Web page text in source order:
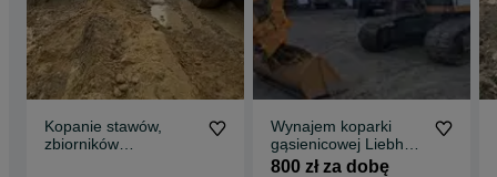
Kopanie stawów,
zbiorników
Wynajem koparki
gąsienicowej Liebherr
924 25 ton
800 zł za dobę